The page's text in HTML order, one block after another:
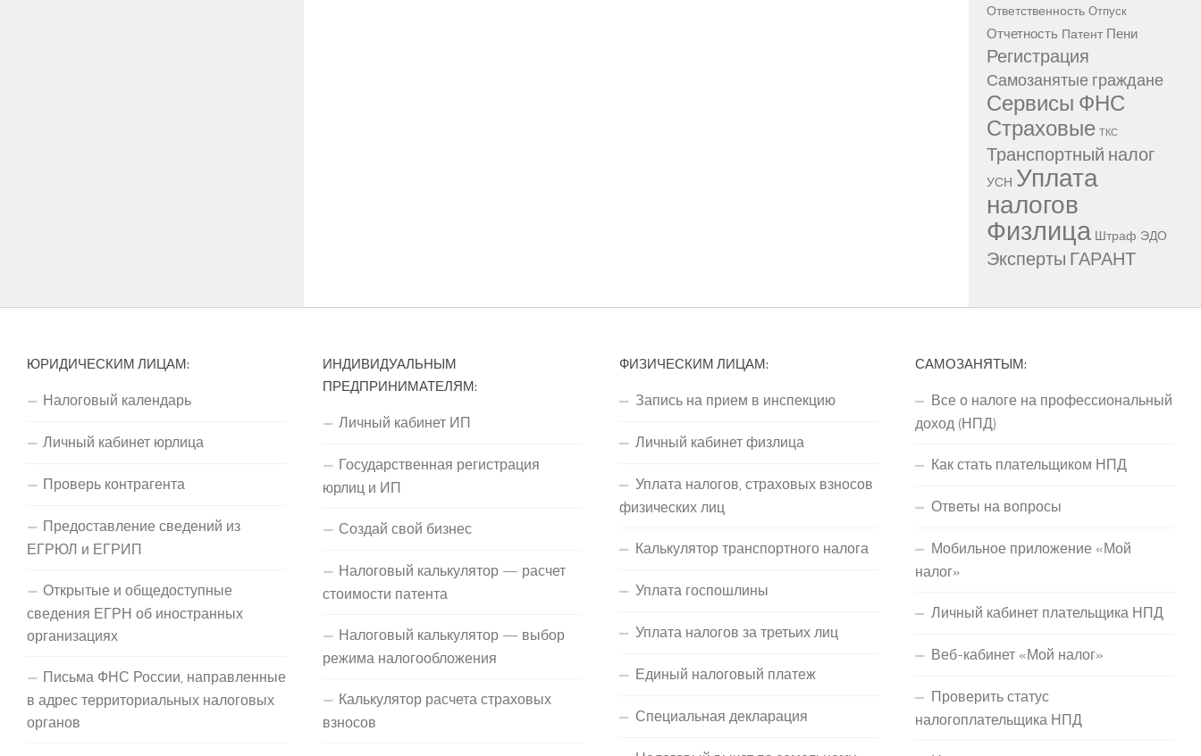
Ответственность Отпуск
Отчетность Патент Пени
Регистрация
Самозанятые граждане
Сервисы ФНС
Страховые ТКС
Транспортный налог
УСН Уплата
налогов
Физлица Штраф ЭДО
Эксперты ГАРАНТ
ЮРИДИЧЕСКИМ ЛИЦАМ:
Налоговый календарь
Личный кабинет юрлица
Проверь контрагента
Предоставление сведений из
ЕГРЮЛ и ЕГРИП
Открытые и общедоступные
сведения ЕГРН об иностранных
организациях
Письма ФНС России, направленные
в адрес территориальных налоговых
органов
ИНДИВИДУАЛЬНЫМ
ПРЕДПРИНИМАТЕЛЯМ:
Личный кабинет ИП
Государственная регистрация
юрлиц и ИП
Создай свой бизнес
Налоговый калькулятор — расчет
стоимости патента
Налоговый калькулятор — выбор
режима налогообложения
Калькулятор расчета страховых
взносов
ФИЗИЧЕСКИМ ЛИЦАМ:
Запись на прием в инспекцию
Личный кабинет физлица
Уплата налогов, страховых взносов
физических лиц
Калькулятор транспортного налога
Уплата госпошлины
Уплата налогов за третьих лиц
Единый налоговый платеж
Специальная декларация
САМОЗАНЯТЫМ:
Все о налоге на профессиональный
доход (НПД)
Как стать плательщиком НПД
Ответы на вопросы
Мобильное приложение «Мой
налог»
Личный кабинет плательщика НПД
Веб-кабинет «Мой налог»
Проверить статус
налогоплательщика НПД